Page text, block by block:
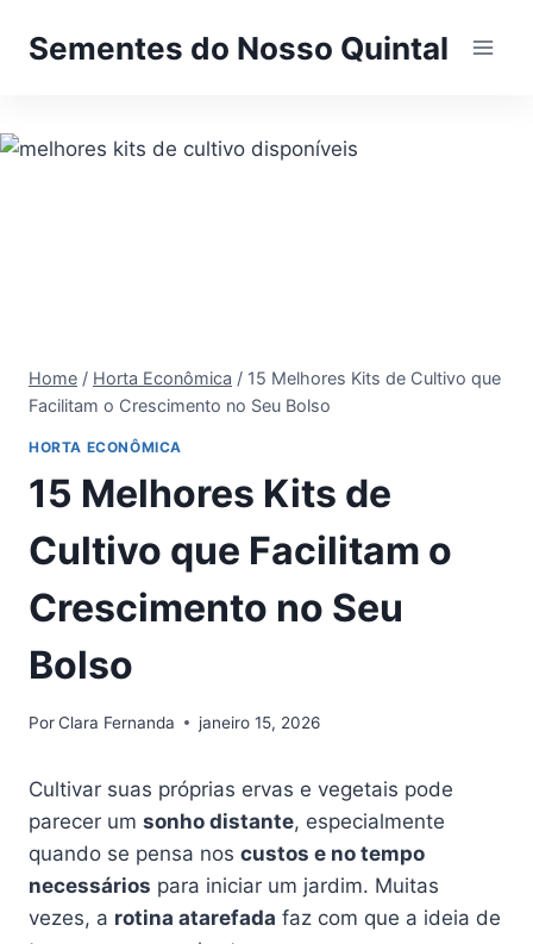
paraSementes do Nosso Quintal
Home / Horta Econômica / 15 Melhores Kits de Cultivo que
Facilitam o Crescimento no Seu Bolso
HORTA ECONÔMICA
15 Melhores Kits de
Cultivo que Facilitam o
Crescimento no Seu
Bolso
PorClara Fernanda janeiro 15, 2026
Cultivar suas próprias ervas e vegetais pode
parecer um sonho distante, especialmente
quando se pensa nos custos e no tempo
necessários para iniciar um jardim. Muitas
vezes, a rotina atarefada faz com que a ideia de